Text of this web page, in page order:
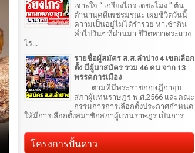
เจาะใจ “ เกรียงไกร เตชะโม่ง ” ต้น
ตำนานคดีเพชรมรณะ เผยชีวิตวันนี้
ความเป็นอยู่ไม่ได้ร่ำรวย หาเช้ากิน
ค่ำไปวันๆ ที่ผ่านมา ชีวิตหวาดระแวง
ไร...
รายชื่อผู้สมัคร ส.ส.ลำปาง 4 เขตเลือก
ตั้ง มีผู้มาสมัคร รวม 46 คน จาก 13
พรรคการเมือง
ตามที่มีพระราชกฤษฎีกายุบ
สภาผู้แทนราษฎร พ.ศ.2566 และคณะ
กรรมการการเลือกตั้งประกาศกำหนด
ให้มีการเลือกตั้งสมาชิกสภาผู้แทนราษฎร เป็นการ...
โครงการปั้นดาว